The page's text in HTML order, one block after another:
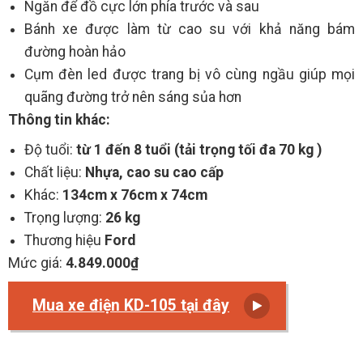
Ngăn để đồ cực lớn phía trước và sau
Bánh xe được làm từ cao su với khả năng bám
đường hoàn hảo
Cụm đèn led được trang bị vô cùng ngầu giúp mọi
quãng đường trở nên sáng sủa hơn
Thông tin khác:
Độ tuổi: từ 1 đến 8 tuổi (tải trọng tối đa 70 kg )
Chất liệu: Nhựa, cao su cao cấp
Khác: 134cm x 76cm x 74cm
Trọng lượng: 26 kg
Thương hiệu Ford
Mức giá: 4.849.000₫
Mua xe điện KD-105 tại đây